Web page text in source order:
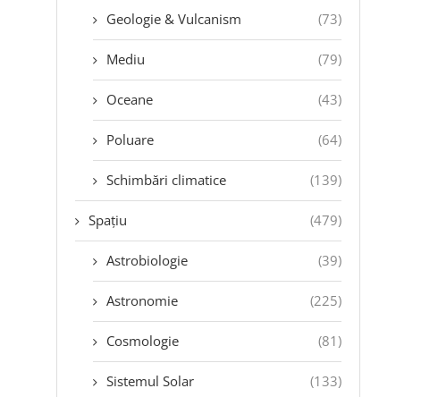
Geologie & Vulcanism (73)
Mediu (79)
Oceane (43)
Poluare (64)
Schimbări climatice (139)
Spațiu (479)
Astrobiologie (39)
Astronomie (225)
Cosmologie (81)
Sistemul Solar (133)